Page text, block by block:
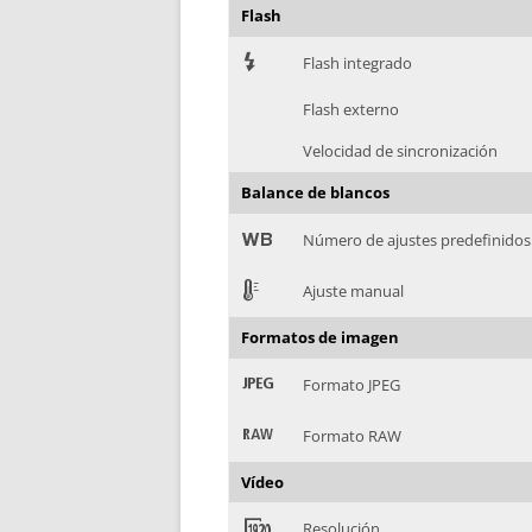
Flash
7 Flash integrado
Flash externo
Velocidad de sincronización
Balance de blancos
9 Número de ajustes predefinidos
E Ajuste manual
Formatos de imagen
: Formato JPEG
; Formato RAW
Vídeo